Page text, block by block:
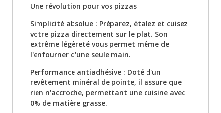
Une révolution pour vos pizzas
Simplicité absolue : Préparez, étalez et cuisez
votre pizza directement sur le plat. Son
extrême légèreté vous permet même de
l'enfourner d'une seule main.
Performance antiadhésive : Doté d'un
revêtement minéral de pointe, il assure que
rien n'accroche, permettant une cuisine avec
0% de matière grasse.